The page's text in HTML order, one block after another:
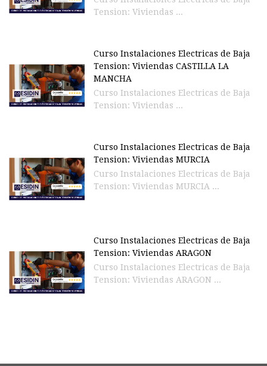
Tension: Viviendas ...
Curso Instalaciones Electricas de Baja
Tension: Viviendas CASTILLA LA
MANCHA
Curso Instalaciones Electricas de Baja
Tension: Viviendas ...
Curso Instalaciones Electricas de Baja
Tension: Viviendas MURCIA
Curso Instalaciones Electricas de Baja
Tension: Viviendas MURCIA ...
Curso Instalaciones Electricas de Baja
Tension: Viviendas ARAGON
Curso Instalaciones Electricas de Baja
Tension: Viviendas ARAGON ...